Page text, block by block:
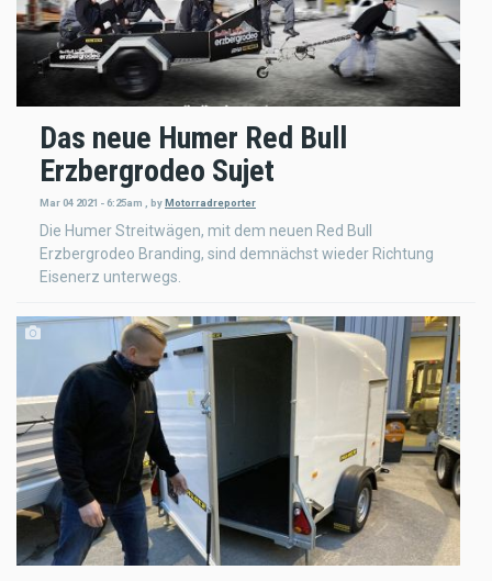
Das neue Humer Red Bull
Erzbergrodeo Sujet
Mar 04 2021 - 6:25am , byMotorradreporter
Die Humer Streitwägen, mit dem neuen Red Bull
Erzbergrodeo Branding, sind demnächst wieder Richtung
Eisenerz unterwegs.